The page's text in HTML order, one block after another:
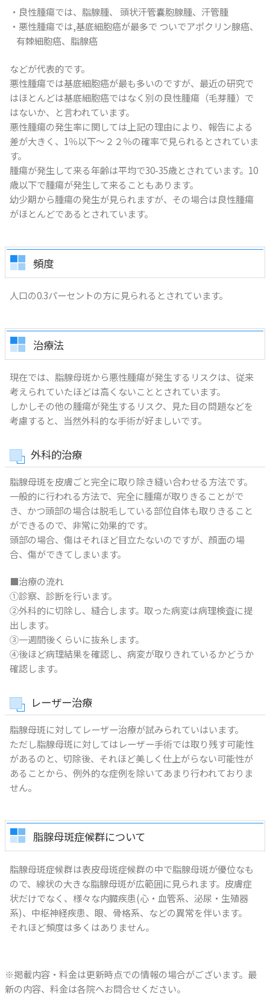
・良性腫瘍では、脂腺腫、 頭状汗管囊胞腺腫、汗管腫
・悪性腫瘍では,基底細胞癌が最多で ついでアポクリン腺癌、
有棘細胞癌、脂腺癌
などが代表的です。
悪性腫瘍では基底細胞癌が最も多いのですが、最近の研究で
はほとんどは基底細胞癌ではなく別の良性腫瘍（毛芽腫）で
はないか、と言われています。
悪性腫瘍の発生率に関しては上記の理由により、報告による
差が大きく、1％以下～２２％の確率で見られるとされていま
す。
腫瘍が発生して来る年齢は平均で30-35歳とされています。10
歳以下で腫瘍が発生して来ることもあります。
幼少期から腫瘍の発生が見られますが、その場合は良性腫瘍
がほとんどであるとされています。
頻度
人口の0.3パーセントの方に見られるとされています。
治療法
現在では、脂腺母斑から悪性腫瘍が発生するリスクは、従来
考えられていたほどは高くないこととされています。
しかしその他の腫瘍が発生するリスク、見た目の問題などを
考慮すると、当然外科的な手術が好ましいです。
外科的治療
脂腺母斑を皮膚ごと完全に取り除き縫い合わせる方法です。
一般的に行われる方法で、完全に腫瘍が取りきることがで
き、かつ頭部の場合は脱毛している部位自体も取りきること
ができるので、非常に効果的です。
頭部の場合、傷はそれほど目立たないのですが、顔面の場
合、傷ができてしまいます。
■治療の流れ
①診察、診断を行います。
②外科的に切除し、縫合します。取った病変は病理検査に提
出します。
③一週間後くらいに抜糸します。
④後ほど病理結果を確認し、病変が取りきれているかどうか
確認します。
レーザー治療
脂腺母斑に対してレーザー治療が試みられていはいます。
ただし脂腺母斑に対してはレーザー手術では取り残す可能性
があるのと、切除後、それほど美しく仕上がらない可能性が
あることから、例外的な症例を除いてあまり行われておりま
せん。
脂腺母斑症候群について
脂腺母斑症候群は表皮母斑症候群の中で脂腺母斑が優位なも
ので、線状の大きな脂腺母斑が広範囲に見られます。皮膚症
状だけでなく、様々な内臓疾患(心・血管系、泌尿・生殖器
系)、中枢神経疾患、眼、骨格系、などの異常を伴います。
それほど頻度は多くはありません。
※掲載内容・料金は更新時点での情報の場合がございます。最
新の内容、料金は各院へお問合せください。